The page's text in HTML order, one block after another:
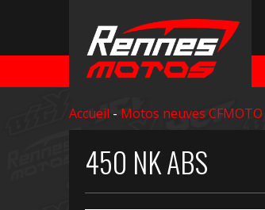
Accueil - Motos neuves CFMOTO
450 NK ABS